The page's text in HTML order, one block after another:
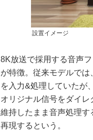
設置イメージ
8K放送で採用する音声
が特徴。従来モデルで
を入力&処理していたが
オリジナル信号をダイ
維持したまま音声処理
再現するという。